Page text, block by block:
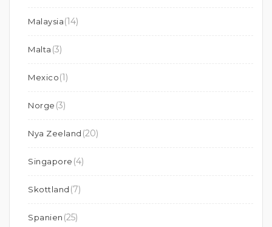
Malaysia(14)
Malta (3)
Mexico(1)
Norge (3)
Nya Zeeland (20)
Singapore (4)
Skottland (7)
Spanien (25)